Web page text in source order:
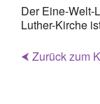
Der Eine-Welt-
Luther-Kirche
⮜ Zurück zum